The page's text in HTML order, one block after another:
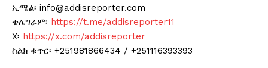
ኢሜል፡ info@addisreporter.com
ቴሌግራም፡ https://t.me/addisreporter11
X፡ https://x.com/addisreporter
ስልክ ቁጥር፡ +251981866434 / +251116393393